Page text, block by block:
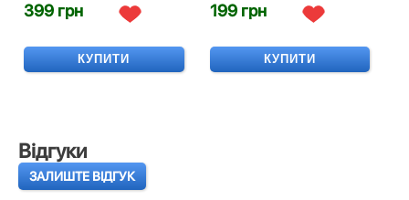
399 грн
КУПИТИ
199 грн
КУПИТИ
Відгуки
ЗАЛИШТЕ ВІДГУК